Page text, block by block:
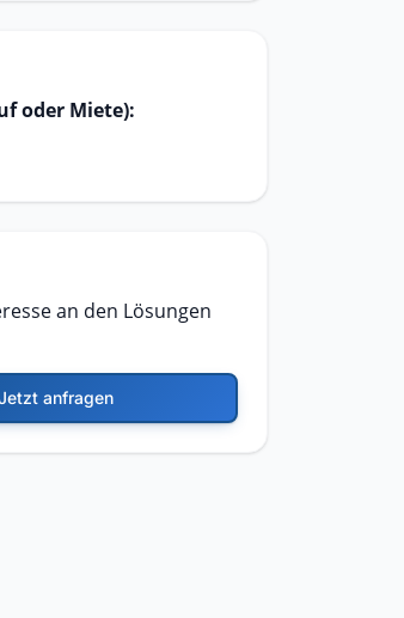
oder Miete):
an den Lösungen
anfragen